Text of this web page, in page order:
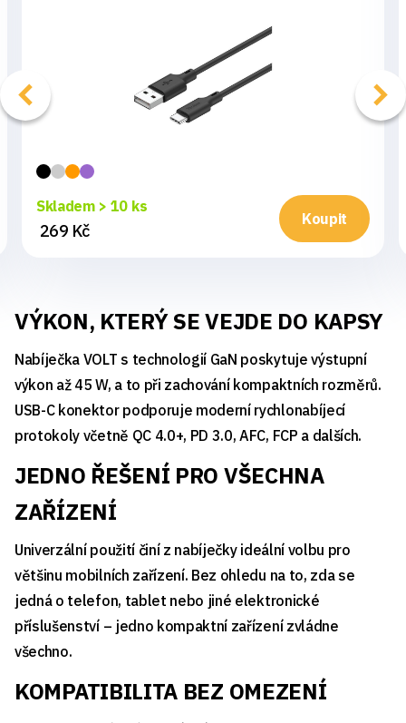
Skladem > 10 ks
269 Kč
Koupit
VÝKON, KTERÝ SE VEJDE DO KAPSY
Nabíječka VOLT s technologií GaN poskytuje výstupní
výkon až 45 W, a to při zachování kompaktních rozměrů.
USB-C konektor podporuje moderní rychlonabíjecí
protokoly včetně QC 4.0+, PD 3.0, AFC, FCP a dalších.
JEDNO ŘEŠENÍ PRO VŠECHNA
ZAŘÍZENÍ
Univerzální použití činí z nabíječky ideální volbu pro
většinu mobilních zařízení. Bez ohledu na to, zda se
jedná o telefon, tablet nebo jiné elektronické
příslušenství – jedno kompaktní zařízení zvládne
všechno.
KOMPATIBILITA BEZ OMEZENÍ